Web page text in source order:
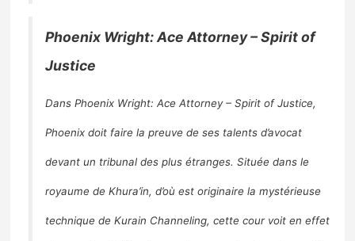
Phoenix Wright: Ace Attorney – Spirit of
Justice
Dans Phoenix Wright: Ace Attorney – Spirit of Justice,
Phoenix doit faire la preuve de ses talents d’avocat
devant un tribunal des plus étranges. Située dans le
royaume de Khura’in, d’où est originaire la mystérieuse
technique de Kurain Channeling, cette cour voit en effet